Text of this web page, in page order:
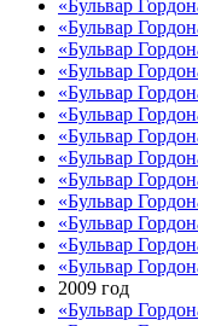
«Бульвар
«Бульвар
«Бульвар
«Бульвар
«Бульвар
«Бульвар
«Бульвар
«Бульвар
«Бульвар
«Бульвар
«Бульвар
«Бульвар
«Бульвар
2009 год
«Бульвар